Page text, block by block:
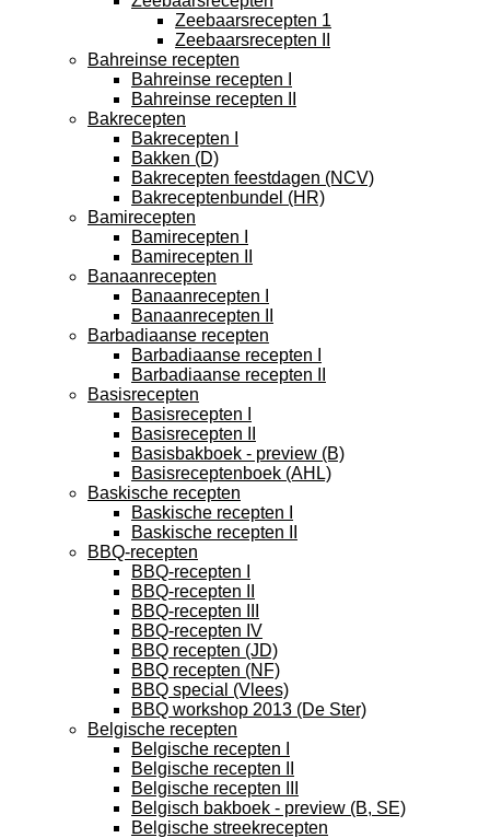
Zeebaarsrecepten 1
Zeebaarsrecepten II
Bahreinse recepten
Bahreinse recepten I
Bahreinse recepten II
Bakrecepten
Bakrecepten I
Bakken (D)
Bakrecepten feestdagen (NCV)
Bakreceptenbundel (HR)
Bamirecepten
Bamirecepten I
Bamirecepten II
Banaanrecepten
Banaanrecepten I
Banaanrecepten II
Barbadiaanse recepten
Barbadiaanse recepten I
Barbadiaanse recepten II
Basisrecepten
Basisrecepten I
Basisrecepten II
Basisbakboek - preview (B)
Basisreceptenboek (AHL)
Baskische recepten
Baskische recepten I
Baskische recepten II
BBQ-recepten
BBQ-recepten I
BBQ-recepten II
BBQ-recepten III
BBQ-recepten IV
BBQ recepten (JD)
BBQ recepten (NF)
BBQ special (Vlees)
BBQ workshop 2013 (De Ster)
Belgische recepten
Belgische recepten I
Belgische recepten II
Belgische recepten III
Belgisch bakboek - preview (B, SE)
Belgische streekrecepten